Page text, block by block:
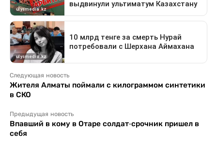
Следующая новость
Жителя Алматы поймали с килограммом синтетики
в СКО
Предыдущая новость
Впавший в кому в Отаре солдат-срочник пришел в
себя